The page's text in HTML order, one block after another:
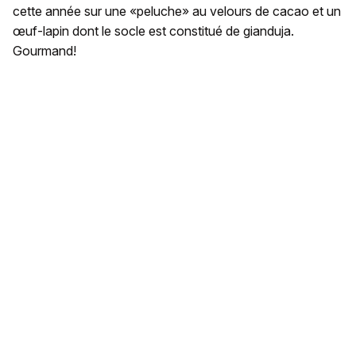
cette année sur une «peluche» au velours de cacao et un
œuf-lapin dont le socle est constitué de gianduja.
Gourmand!